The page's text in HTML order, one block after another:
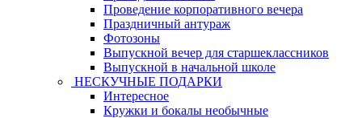
Проведение корпоративного вечера
Праздничный антураж
Фотозоны
Выпускной вечер для старшеклассников
Выпускной в начальной школе
НЕСКУЧНЫЕ ПОДАРКИ
Интересное
Кружки и бокалы необычные